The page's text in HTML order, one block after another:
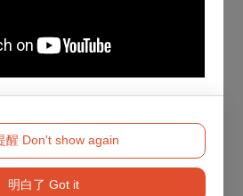
醒 Don't show again
明白了 Got it
琴，獲美國鋼琴家Arkady Aronov給
鋼琴家，擁有令人印象深刻的音樂
技巧…」之高度評價。
，畢業於國立台北藝術大學音樂系、
、美國曼哈頓音樂院碩士。擁有台美
，學琴期間獲獎無數，曾摘下全國學
奏優等第一名、95年度大學聯考音
；更遠赴義大利第16屆Cita di
，奪下首獎。以及馬來西亞亞洲國
舉辦個人鋼琴獨奏會，演出足跡遍佈